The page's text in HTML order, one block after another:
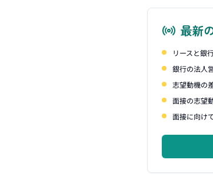
最新
リースと銀
銀行の法人
志望動機の
面接の志望
面接に向け